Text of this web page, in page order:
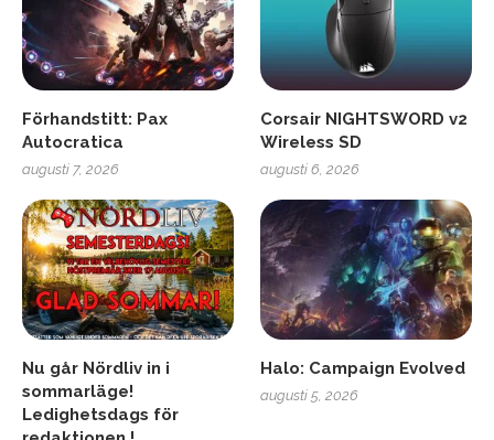
Förhandstitt: Pax
Autocratica
augusti 7, 2026
Corsair NIGHTSWORD v2
Wireless SD
augusti 6, 2026
Nu går Nördliv in i
sommarläge!
Ledighetsdags för
Halo: Campaign Evolved
augusti 5, 2026